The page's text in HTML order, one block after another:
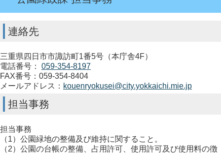
連絡先
三重県四日市市諏訪町1番5号（本庁舎4F）
電話番号： 059-354-8197
FAX番号：059-354-8404
メールアドレス： kouenryokusei@city.yokkaichi.mie.jp
担当事務
担当事務
（1）公園緑地の整備及び維持に関すること。
（2）公園の台帳の整備、占用許可、使用許可及び使用料の徴